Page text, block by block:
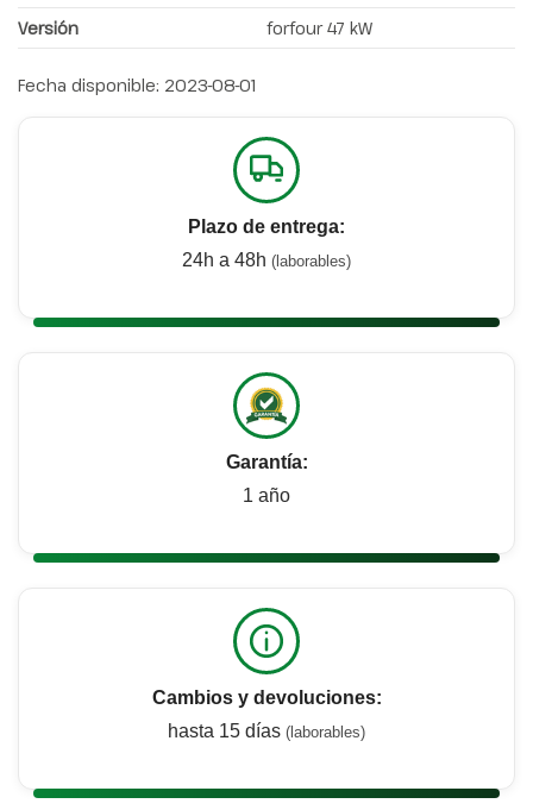
Versión
forfour 47 kW
Fecha disponible: 2023-08-01
Plazo de entrega:
24h a 48h (laborables)
Garantía:
1 año
Cambios y devoluciones:
hasta 15 días (laborables)